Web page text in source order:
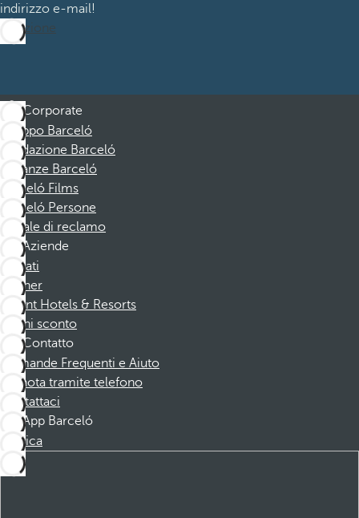
indirizzo e-mail!
Iscrizione
Corporate
Gruppo Barceló
Fondazione Barceló
Vacanze Barceló
Barceló Films
Barceló Persone
Canale di reclamo
Aziende
Affiliati
Partner
Dorint Hotels & Resorts
Buoni sconto
Contatto
Domande Frequenti e Aiuto
Prenota tramite telefono
Contattaci
App Barceló
Scarica